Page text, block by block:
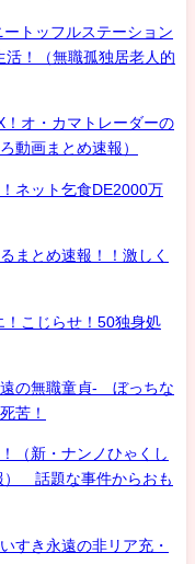
トッフルステーション
活！（無職孤独居老人的
オ・カマトレーダーの
動画まとめ速報）
ネット乞食DE2000万
まとめ速報！！激しく
！こじらせ！50独身処
の無職童貞- ぼっちな
苦！
（新・ナンノひゃくし
） 話題な事件からおも
すき永遠の非リア充・